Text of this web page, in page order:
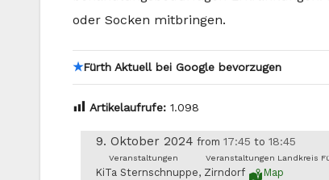
oder Socken mitbringen.
★Fürth Aktuell bei Google bevorzugen
Artikelaufrufe: 1.098
9. Oktober 2024 from 17:45 to 18:45
Veranstaltungen Veranstaltungen Landkreis
KiTa Sternschnuppe, Zirndorf Map